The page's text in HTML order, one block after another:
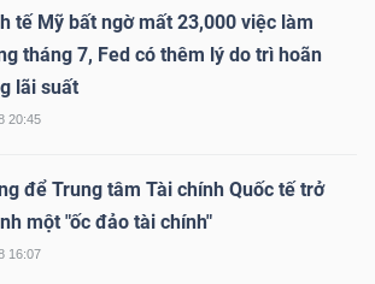
tế Mỹ bất ngờ mất 23,000 việc làm
tháng 7, Fed có thêm lý do trì hoãn
lãi suất
20:45
để Trung tâm Tài chính Quốc tế trở
một "ốc đảo tài chính"
16:07